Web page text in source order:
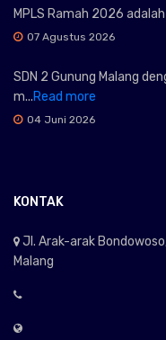
MPLS Ramah 2026 adalah
07 Agustus 2026
SDN 2 Gunung Malang
m...Read more
04 Juni 2026
KONTAK
Jl. Arak-arak Bondowoso,
Malang